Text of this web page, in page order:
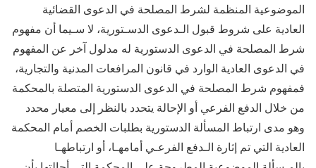
الموضوعية المنظمة لشرط المصلحة في الدعوى القضائية
العادية على شروط قبول الـدعوى الدسـتورية، لا سـيما أن مفهوم
شرط المصلحة في الدعوى الدستورية له مدلول آخر عن المفهوم
في الدعوى العادية الوارد في قانون المرافعات المدنية والتجارية،
فمفهوم شرط المصلحة في الدعوى الدستورية المتصلة بالمحكمة
من خلال الدفع الفرعي أو الإحالة يتحدد بالنظر إلى معيار محدد
وهو مدى ارتباط المسألة الدستورية بطلبات الخصم أمام المحكمة
العادية التي تم إثارة الـدفع الفرعـي أمامهـا، أو ارتباطهـا